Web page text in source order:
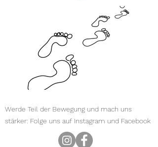
Werde Teil der Bewegung und mach uns
stärker: Folge uns auf Instagram und Facebook